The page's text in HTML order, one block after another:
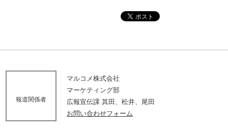
報道関係者
マルコメ株式会社
マーケティング部
広報宣伝課 其田、松井、尾田
お問い合わせフォーム